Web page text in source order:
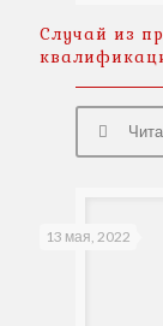
Случай из
13 мая, 2022